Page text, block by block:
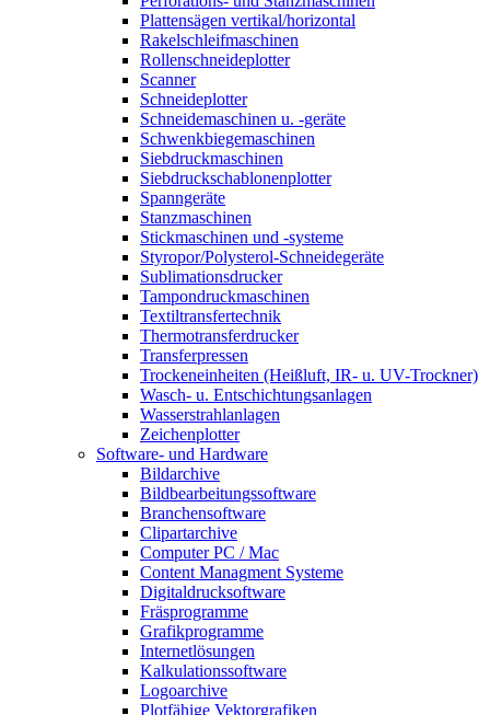
Plattensägen vertikal/horizontal
Rakelschleifmaschinen
Rollenschneideplotter
Scanner
Schneideplotter
Schneidemaschinen u. -geräte
Schwenkbiegemaschinen
Siebdruckmaschinen
Siebdruckschablonenplotter
Spanngeräte
Stanzmaschinen
Stickmaschinen und -systeme
Styropor/Polysterol-Schneidegeräte
Sublimationsdrucker
Tampondruckmaschinen
Textiltransfertechnik
Thermotransferdrucker
Transferpressen
Trockeneinheiten (Heißluft, IR- u. UV-Trockner)
Wasch- u. Entschichtungsanlagen
Wasserstrahlanlagen
Zeichenplotter
Software- und Hardware
Bildarchive
Bildbearbeitungssoftware
Branchensoftware
Clipartarchive
Computer PC / Mac
Content Managment Systeme
Digitaldrucksoftware
Fräsprogramme
Grafikprogramme
Internetlösungen
Kalkulationssoftware
Logoarchive
Plotfähige Vektorgrafiken